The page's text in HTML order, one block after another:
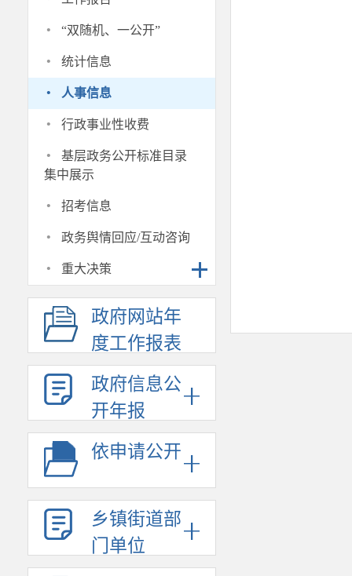
· “双随机、一公开”
· 统计信息
· 人事信息
· 行政事业性收费
·
基层政务公开标准目录
集中展示
· 招考信息
· 政务舆情回应/互动咨询
· 重大决策
政府网站年
度工作报表
政府信息公
开年报
依申请公开
乡镇街道部
门单位